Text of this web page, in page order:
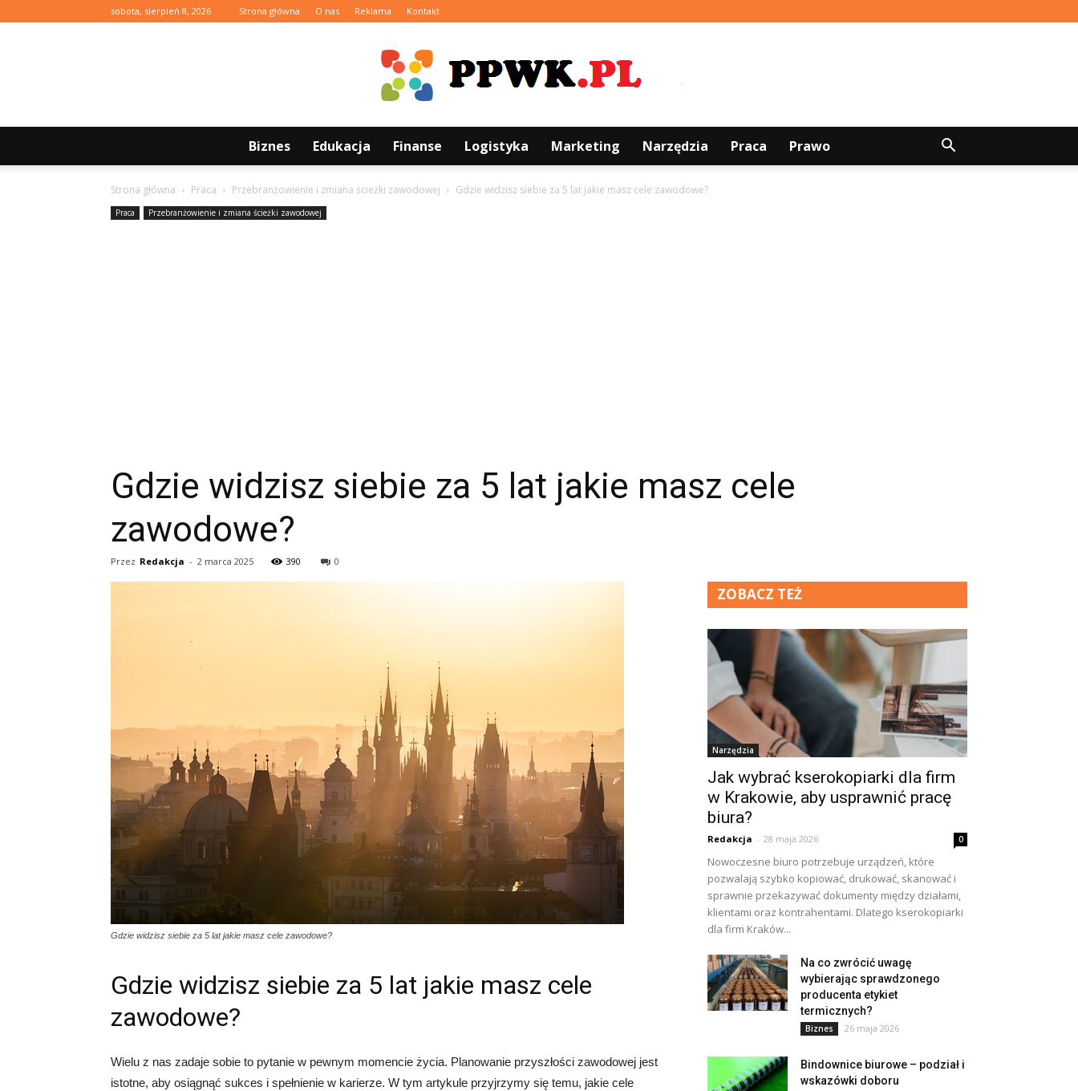
sobota, sierpień 8, 2026 Strona główna O nas Reklama Kontakt
PPWK.pl
Biznes Edukacja Finanse Logistyka Marketing Narzędzia Praca Prawo
Strona główna Praca Przebranżowienie i zmiana ścieżki zawodowej Gdzie widzisz siebie za 5 lat jakie masz cele zawodowe?
Praca Przebranżowienie i zmiana ścieżki zawodowej
Gdzie widzisz siebie za 5 lat jakie masz cele
zawodowe?
Przez Redakcja - 2 marca 2025 390 0
Gdzie widzisz siebie za 5 lat jakie masz cele zawodowe?
Gdzie widzisz siebie za 5 lat jakie masz cele
zawodowe?
Wielu z nas zadaje sobie to pytanie w pewnym momencie życia. Planowanie przyszłości zawodowej jest
istotne, aby osiągnąć sukces i spełnienie w karierze. W tym artykule przyjrzymy się temu, jakie cele
ZOBACZ TEŻ
Narzędzia
Jak wybrać kserokopiarki dla firm
w Krakowie, aby usprawnić pracę
biura?
Redakcja - 28 maja 2026 0
Nowoczesne biuro potrzebuje urządzeń, które
pozwalają szybko kopiować, drukować, skanować i
sprawnie przekazywać dokumenty między działami,
klientami oraz kontrahentami. Dlatego kserokopiarki
dla firm Kraków...
Na co zwrócić uwagę
wybierając sprawdzonego
producenta etykiet
termicznych?
Biznes 26 maja 2026
Bindownice biurowe – podział i
wskazówki doboru